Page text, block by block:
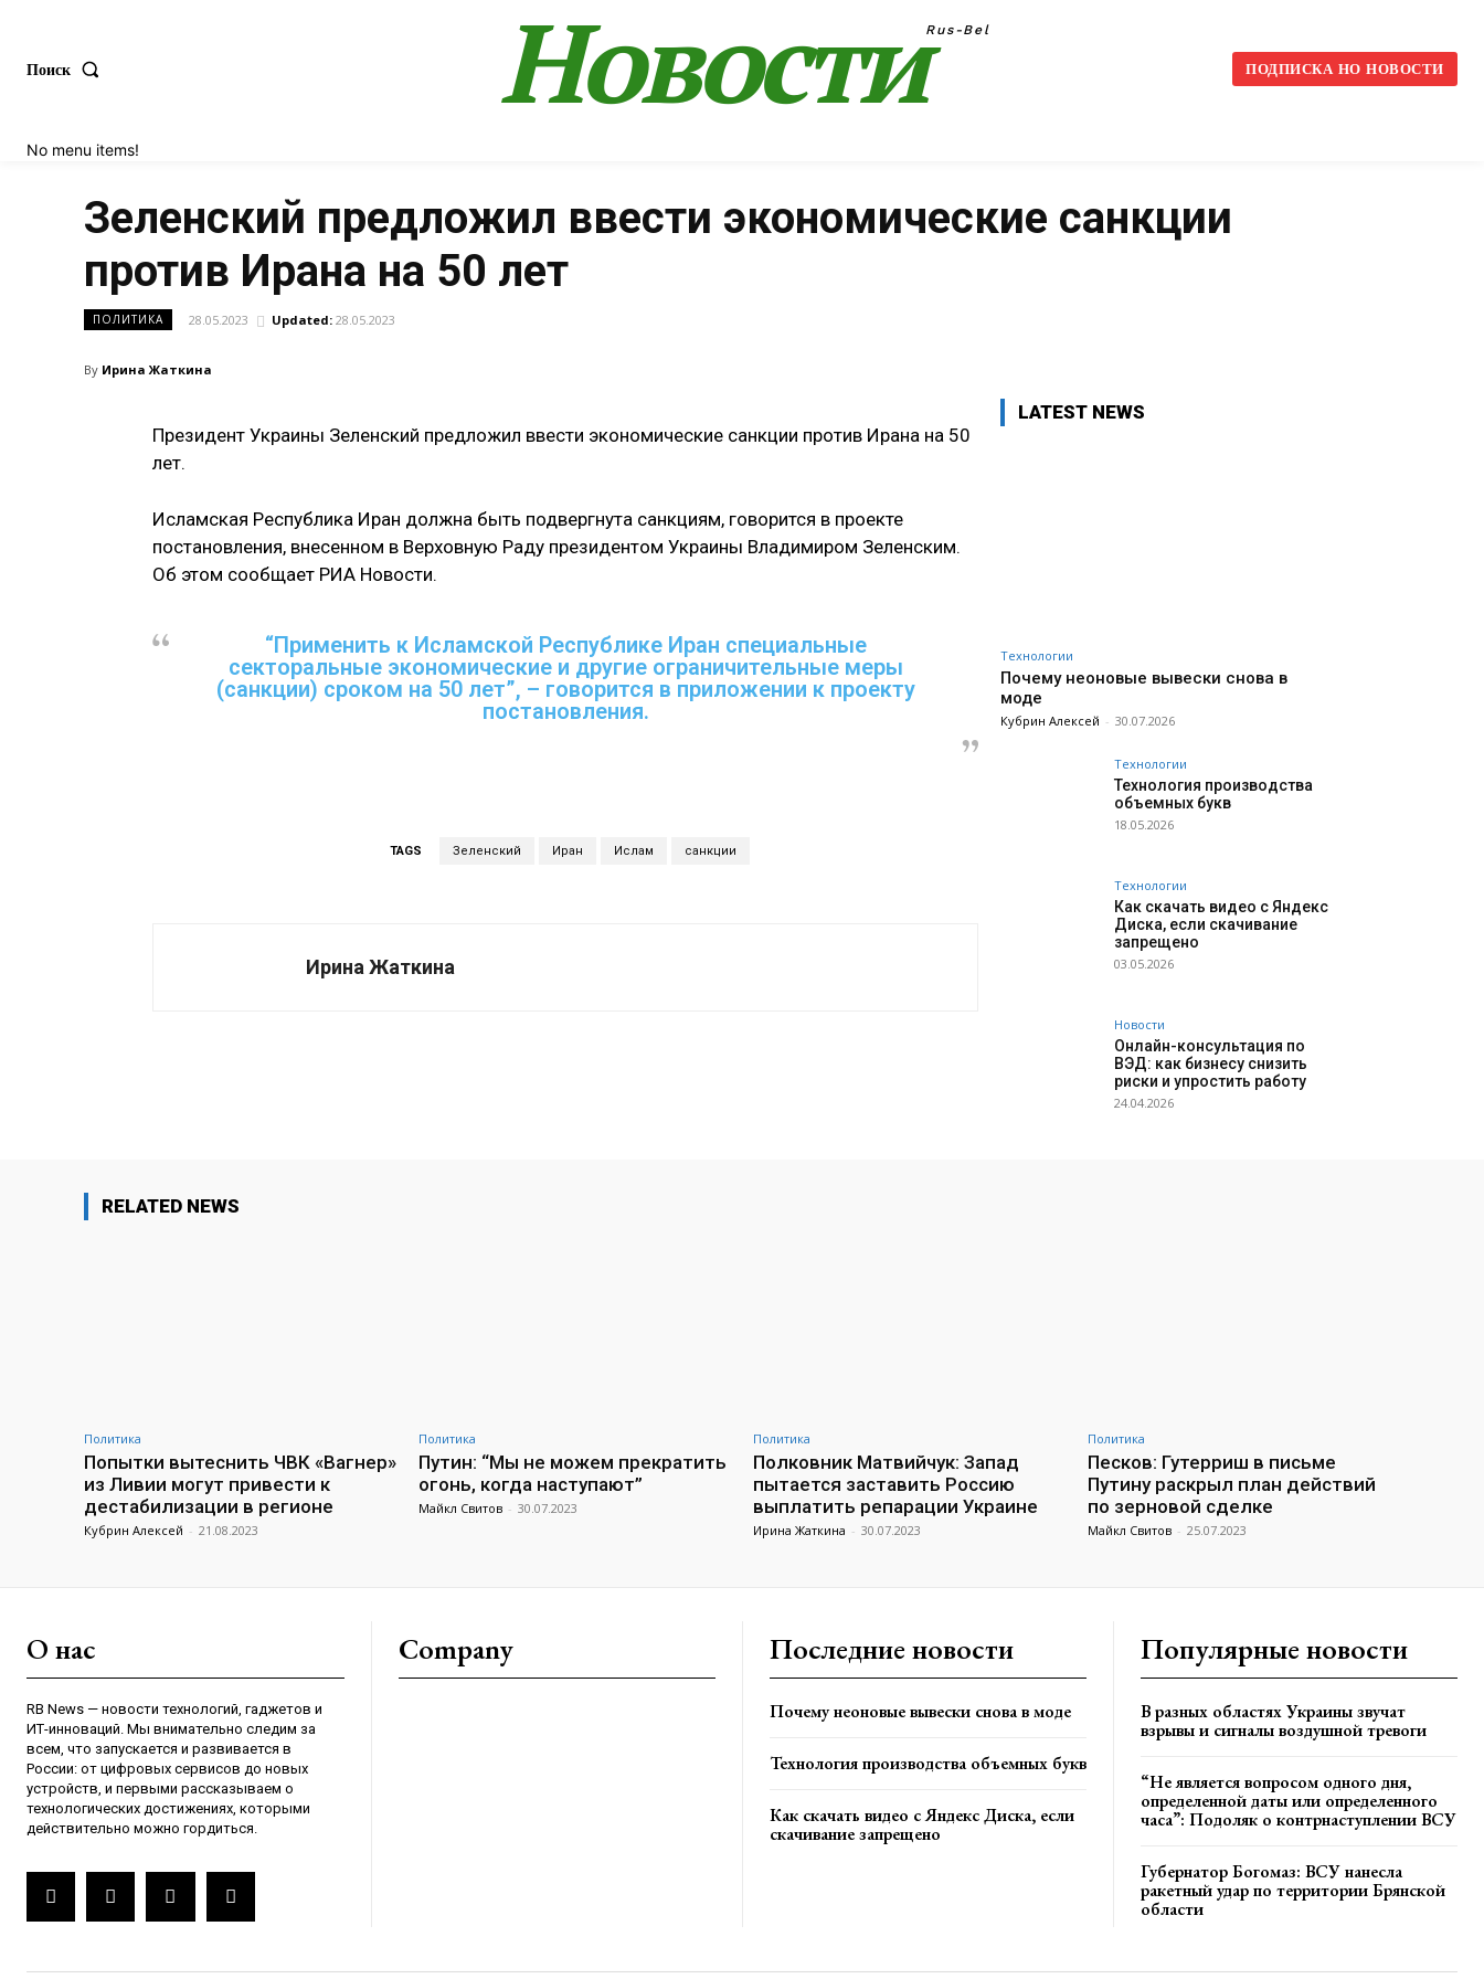
Поиск НовостиRus-Bel
ПОДПИСКА НО НОВОСТИ
No menu items!
Зеленский предложил ввести экономические санкции
против Ирана на 50 лет
ПОЛИТИКА 28.05.2023 Updated: 28.05.2023
By Ирина Жаткина
Президент Украины Зеленский предложил ввести экономические санкции против Ирана на 50
лет.
Исламская Республика Иран должна быть подвергнута санкциям, говорится в проекте
постановления, внесенном в Верховную Раду президентом Украины Владимиром Зеленским.
Об этом сообщает РИА Новости.
“Применить к Исламской Республике Иран специальные
секторальные экономические и другие ограничительные меры
(санкции) сроком на 50 лет”, – говорится в приложении к проекту
постановления.
TAGS Зеленский Иран Ислам санкции
Ирина Жаткина
LATEST NEWS
Технологии
Почему неоновые вывески снова в
моде
Кубрин Алексей - 30.07.2026
Технологии
Технология производства
объемных букв
18.05.2026
Технологии
Как скачать видео с Яндекс
Диска, если скачивание
запрещено
03.05.2026
Новости
Онлайн-консультация по
ВЭД: как бизнесу снизить
риски и упростить работу
24.04.2026
RELATED NEWS
Политика
Попытки вытеснить ЧВК «Вагнер»
из Ливии могут привести к
дестабилизации в регионе
Кубрин Алексей - 21.08.2023
Политика
Путин: “Мы не можем прекратить
огонь, когда наступают”
Майкл Свитов - 30.07.2023
Политика
Полковник Матвийчук: Запад
пытается заставить Россию
выплатить репарации Украине
Ирина Жаткина - 30.07.2023
Политика
Песков: Гутерриш в письме
Путину раскрыл план действий
по зерновой сделке
Майкл Свитов - 25.07.2023
О нас
RB News — новости технологий, гаджетов и
ИТ-инноваций. Мы внимательно следим за
всем, что запускается и развивается в
России: от цифровых сервисов до новых
устройств, и первыми рассказываем о
технологических достижениях, которыми
действительно можно гордиться.
Company Последние новости
Почему неоновые вывески снова в моде
Технология производства объемных букв
Как скачать видео с Яндекс Диска, если
скачивание запрещено
Популярные новости
В разных областях Украины звучат
взрывы и сигналы воздушной тревоги
“Не является вопросом одного дня,
определенной даты или определенного
часа”: Подоляк о контрнаступлении ВСУ
Губернатор Богомаз: ВСУ нанесла
ракетный удар по территории Брянской
области